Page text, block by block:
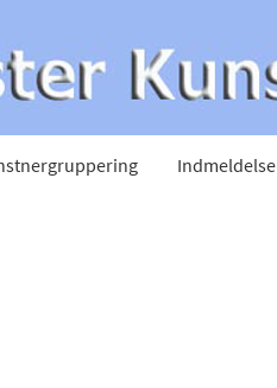
Indmeldelse